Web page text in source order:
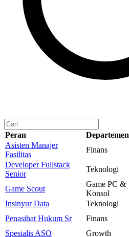
Peran Departemen
Asisten Manajer
Fasilitas
Finans
Developer Fullstack
Senior
Teknologi
Game Scout
Game PC &
Konsol
Insinyur Data
Teknologi
Penasihat Hukum Sr
Finans
Spesialis ASO
Growth